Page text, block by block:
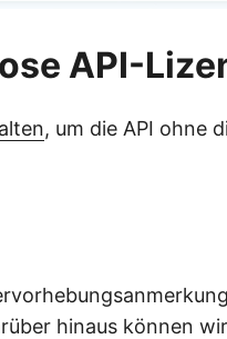
API-
, um die API ohne
hinaus können